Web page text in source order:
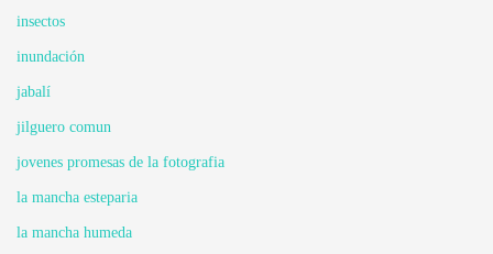
insectos
inundación
jabalí
jilguero comun
jovenes promesas de la fotografia
la mancha esteparia
la mancha humeda